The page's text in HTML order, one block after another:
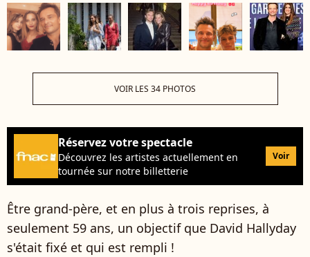
VOIR LES 34 PHOTOS
Réservez votre spectacle
Découvrez les artistes actuellement en
tournée sur notre billetterie
Voir
Être grand-père, et en plus à trois reprises, à
seulement 59 ans, un objectif que David Hallyday
s'était fixé et qui est rempli !